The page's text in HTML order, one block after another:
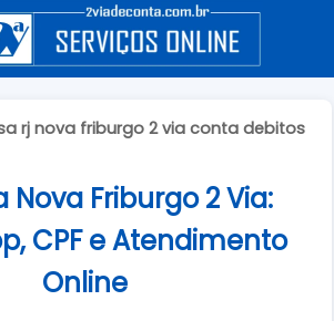
rj nova friburgo 2 via conta debitos
Nova Friburgo 2 Via:
CPF e Atendimento
Online